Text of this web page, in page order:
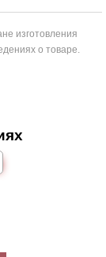
изготовления
о товаре.